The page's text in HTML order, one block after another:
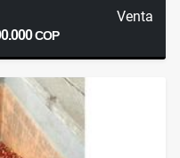
Venta
COP